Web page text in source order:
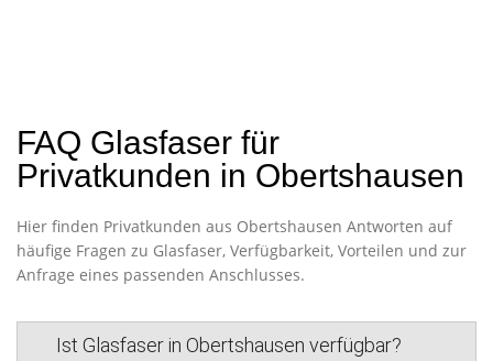
FAQ Glasfaser für
Privatkunden in Obertshausen
Hier finden Privatkunden aus Obertshausen Antworten auf
häufige Fragen zu Glasfaser, Verfügbarkeit, Vorteilen und zur
Anfrage eines passenden Anschlusses.
Ist Glasfaser in Obertshausen verfügbar?